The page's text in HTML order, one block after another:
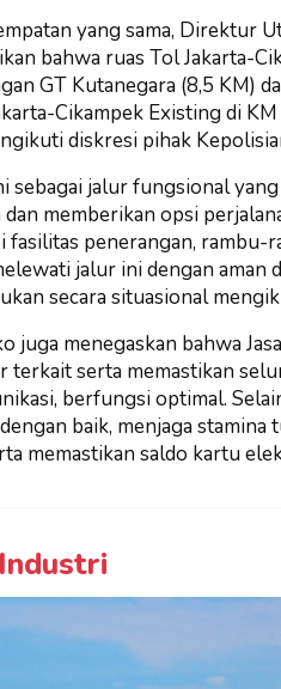
yang sama, Direktur
bahwa ruas Tol Jakarta-
GT Kutanegara (8,5 KM)
Cikampek Existing di
diskresi pihak
sebagai jalur fungsional
memberikan opsi
fasilitas penerangan, rambu-
jalur ini dengan
secara situasional
juga menegaskan bahwa
terkait serta memastikan
berfungsi optimal.
baik, menjaga
memastikan saldo kartu
Industri